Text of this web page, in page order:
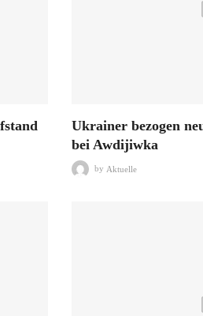
Ukrainer bezogen
bei Awdijiwka
by Aktuelle